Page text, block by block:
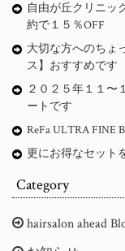
自由が丘クリニッ
約で１５％OFF
大切な方へのちょ
ス】おすすめです
２０２５年１１
ートです
ReFa ULTRA FINE
更にお得なセット
Category
hairsalon ahead